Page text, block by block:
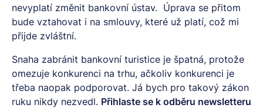
nevyplatí změnit bankovní ústav. Úprava se přitom
bude vztahovat i na smlouvy, které už platí, což mi
přijde zvláštní.
Snaha zabránit bankovní turistice je špatná, protože
omezuje konkurenci na trhu, ačkoliv konkurenci je
třeba naopak podporovat. Já bych pro takový zákon
ruku nikdy nezvedl. Přihlaste se k odběru newsletteru